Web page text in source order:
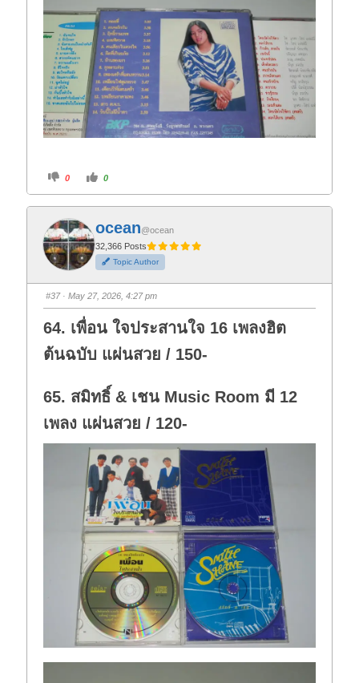
C
i
k
f
o
r
t
h
u
m
d
o
n
.
0
C
i
k
o
r
t
h
u
m
u
p
0
ocean@ocean
32,366 Posts
Topic Author
#37· May 27, 2026, 4:27 pm
64. เพื่อน ใจประสานใจ 16 เพลงฮิต
ต้นฉบับ แผ่นสวย / 150-
65. สมิทธิ์ & เชน Music Room มี 12
เพลง แผ่นสวย / 120-